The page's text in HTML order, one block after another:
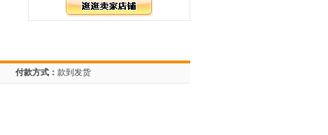
付款方式： 款到发货